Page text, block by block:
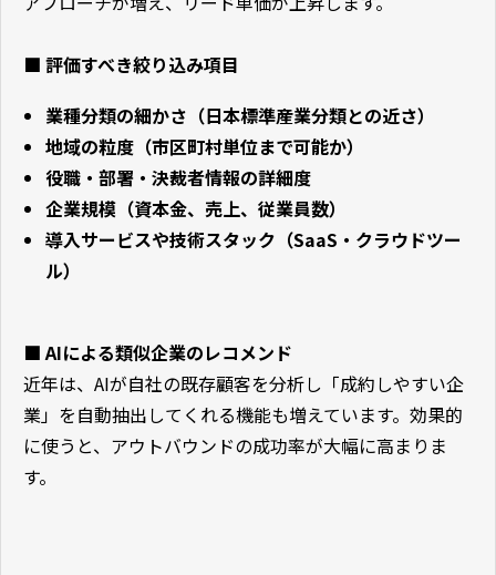
■ 評価すべき絞り込み項目
業種分類の細かさ（日本標準産業分類との近さ）
地域の粒度（市区町村単位まで可能か）
役職・部署・決裁者情報の詳細度
企業規模（資本金、売上、従業員数）
導入サービスや技術スタック（SaaS・クラウドツー
ル）
■ AIによる類似企業のレコメンド
近年は、AIが自社の既存顧客を分析し「成約しやすい企
業」を自動抽出してくれる機能も増えています。効果的
に使うと、アウトバウンドの成功率が大幅に高まりま
す。